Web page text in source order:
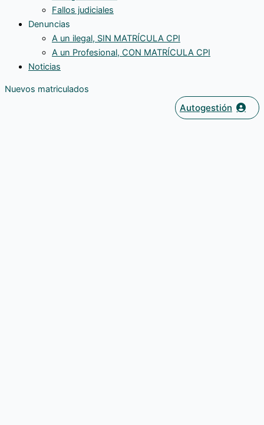
Fallos judiciales
Denuncias
A un ilegal, SIN MATRÍCULA CPI
A un Profesional, CON MATRÍCULA CPI
Noticias
Nuevos matriculados
Autogestión